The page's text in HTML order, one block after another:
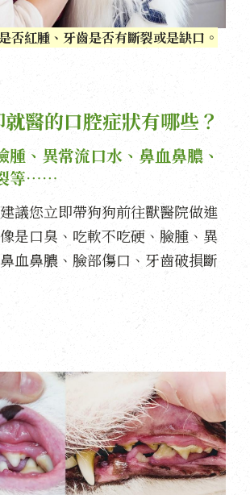
否紅腫、牙齒是否有斷裂或是缺口。
醫的口腔症狀有哪些？
腫、異常流口水、鼻血鼻膿、
等⋯⋯
議您立即帶狗狗前往獸醫院做進
是口臭、吃軟不吃硬、臉腫、異
血鼻膿、臉部傷口、牙齒破損斷